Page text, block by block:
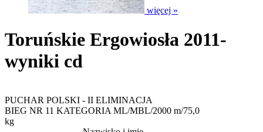
więcej »
Toruńskie Ergowiosła 2011-
wyniki cd
PUCHAR POLSKI - II ELIMINACJA
BIEG NR 11 KATEGORIA ML/MBL/2000 m/75,0
kg